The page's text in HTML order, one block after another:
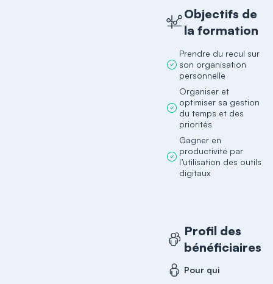
Objectifs de
la formation
Prendre du recul sur
son organisation
personnelle
Organiser et
optimiser sa gestion
du temps et des
priorités
Gagner en
productivité par
l’utilisation des outils
digitaux
Profil des
bénéficiaires
Pour qui